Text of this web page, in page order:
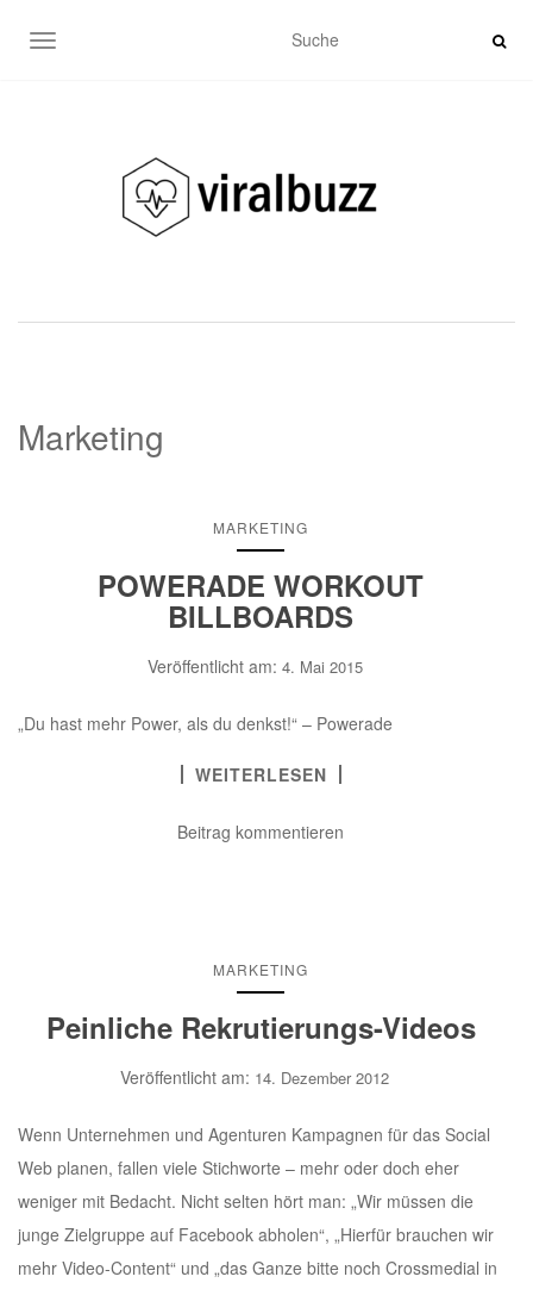
SCHALTE NAVIGATION
Marketing
MARKETING
POWERADE WORKOUT
BILLBOARDS
Veröffentlicht am: 4. Mai 2015
„Du hast mehr Power, als du denkst!“ – Powerade
WEITERLESEN
Beitrag kommentieren
MARKETING
Peinliche Rekrutierungs-Videos
Veröffentlicht am: 14. Dezember 2012
Wenn Unternehmen und Agenturen Kampagnen für das Social
Web planen, fallen viele Stichworte – mehr oder doch eher
weniger mit Bedacht. Nicht selten hört man: „Wir müssen die
junge Zielgruppe auf Facebook abholen“, „Hierfür brauchen wir
mehr Video-Content“ und „das Ganze bitte noch Crossmedial in